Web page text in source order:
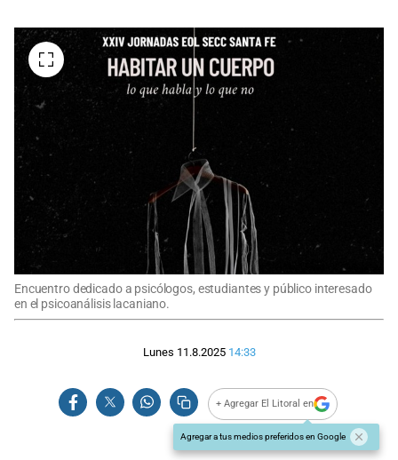
Encuentro dedicado a psicólogos, estudiantes y público interesado
en el psicoanálisis lacaniano.
Lunes 11.8.2025 14:33
+ Agregar El Litoral en
Agregar a tus medios preferidos en Google